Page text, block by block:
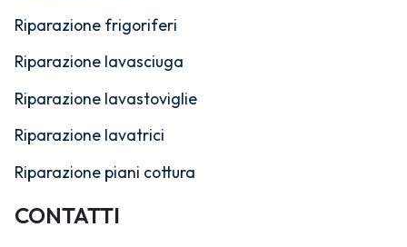
Riparazione frigoriferi
Riparazione lavasciuga
Riparazione lavastoviglie
Riparazione lavatrici
Riparazione piani cottura
CONTATTI